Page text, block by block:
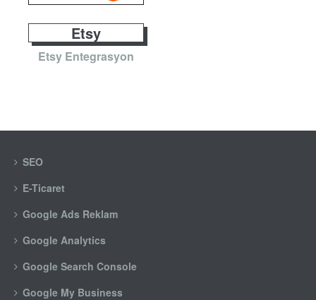
Etsy
Etsy Entegrasyon
SEO
E-Ticaret
Google Ads Reklam
Google Analytics
Google Search Console
Google My Business